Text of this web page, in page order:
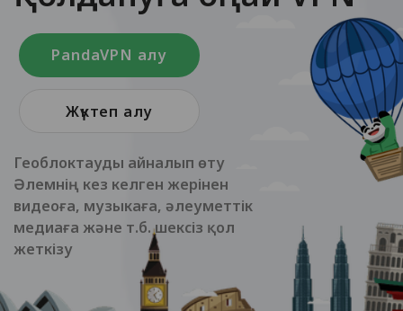
PandaVPN алу
Жүктеп алу
Геоблоктауды айналып өту
Әлемнің кез келген жерінен
видеоға, музыкаға, әлеуметтік
медиаға және т.б. шексіз қол
жеткізу